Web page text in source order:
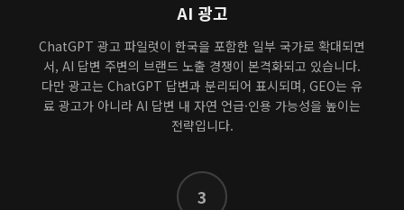
AI 광고
ChatGPT 광고 파일럿이 한국을 포함한 일부 국가로 확대되면
서, AI 답변 주변의 브랜드 노출 경쟁이 본격화되고 있습니다.
다만 광고는 ChatGPT 답변과 분리되어 표시되며, GEO는 유
료 광고가 아니라 AI 답변 내 자연 언급·인용 가능성을 높이는
전략입니다.
3